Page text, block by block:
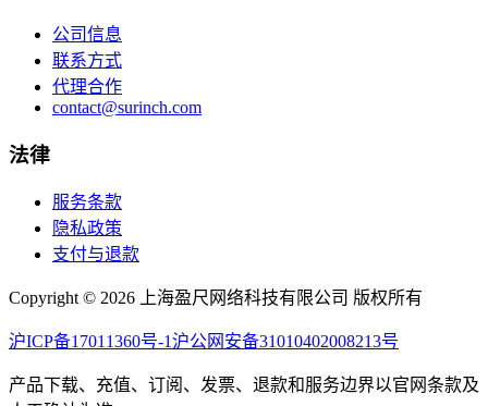
公司信息
联系方式
代理合作
contact@surinch.com
法律
服务条款
隐私政策
支付与退款
Copyright © 2026 上海盈尺网络科技有限公司 版权所有
沪ICP备17011360号-1沪公网安备31010402008213号
产品下载、充值、订阅、发票、退款和服务边界以官网条款及